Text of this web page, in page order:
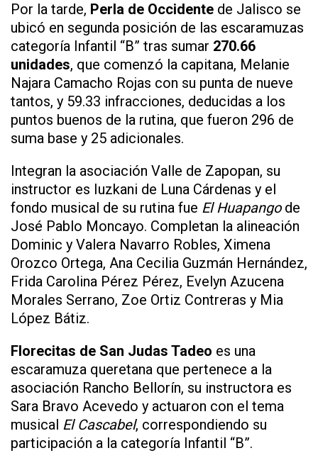
Por la tarde, Perla de Occidente de Jalisco se
ubicó en segunda posición de las escaramuzas
categoría Infantil “B” tras sumar 270.66
unidades, que comenzó la capitana, Melanie
Najara Camacho Rojas con su punta de nueve
tantos, y 59.33 infracciones, deducidas a los
puntos buenos de la rutina, que fueron 296 de
suma base y 25 adicionales.
Integran la asociación Valle de Zapopan, su
instructor es Iuzkani de Luna Cárdenas y el
fondo musical de su rutina fue El Huapangode
José Pablo Moncayo. Completan la alineación
Dominic y Valera Navarro Robles, Ximena
Orozco Ortega, Ana Cecilia Guzmán Hernández,
Frida Carolina Pérez Pérez, Evelyn Azucena
Morales Serrano, Zoe Ortiz Contreras y Mia
López Bátiz.
Florecitas de San Judas Tadeo es una
escaramuza queretana que pertenece a la
asociación Rancho Bellorín, su instructora es
Sara Bravo Acevedo y actuaron con el tema
musical El Cascabel, correspondiendo su
participación a la categoría Infantil “B”.